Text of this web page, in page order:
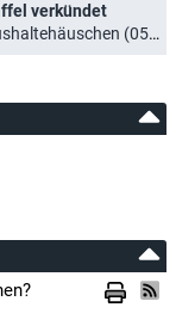
verkündet
(05.10.2021)